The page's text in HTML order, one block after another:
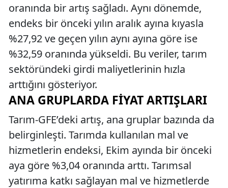
oranında bir artış sağladı. Aynı dönemde,
endeks bir önceki yılın aralık ayına kıyasla
%27,92 ve geçen yılın aynı ayına göre ise
%32,59 oranında yükseldi. Bu veriler, tarım
sektöründeki girdi maliyetlerinin hızla
arttığını gösteriyor.
ANA GRUPLARDA FIYAT ARTIŞLARI
Tarım-GFE’deki artış, ana gruplar bazında da
belirginleşti. Tarımda kullanılan mal ve
hizmetlerin endeksi, Ekim ayında bir önceki
aya göre %3,04 oranında arttı. Tarımsal
yatırıma katkı sağlayan mal ve hizmetlerde